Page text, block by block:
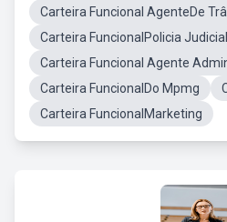
Carteira Funcional AgenteDe
Carteira FuncionalPolicia Judicial
Carteira Funcional Agente
Carteira FuncionalDo Mpmg
Carteira FuncionalMarketing